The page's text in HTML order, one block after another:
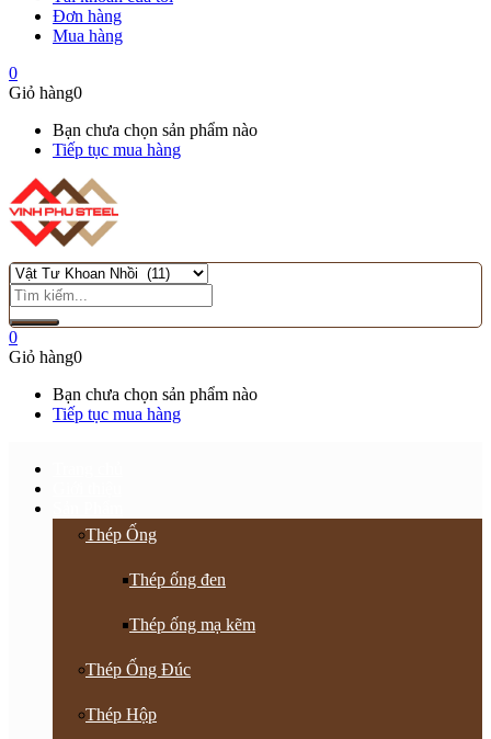
Đơn hàng
Mua hàng
0
Giỏ hàng0
Bạn chưa chọn sản phẩm nào
Tiếp tục mua hàng
0
Giỏ hàng0
Bạn chưa chọn sản phẩm nào
Tiếp tục mua hàng
Thép Ống
Thép ống đen
Thép ống mạ kẽm
Thép Ống Đúc
Thép Hộp